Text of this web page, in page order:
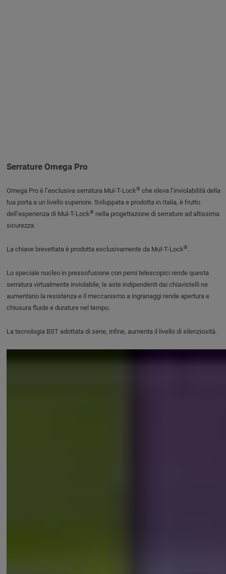
Serrature Omega Pro
Omega Pro è l’esclusiva serratura Mul-T-Lock®che eleva l’inviolabilità della
tua porta a un livello superiore. Sviluppata e prodotta in Italia, è frutto
dell’esperienza di Mul-T-Lock®nella progettazione di serrature ad altissima
sicurezza.
La chiave brevettata è prodotta esclusivamente da Mul-T-Lock®.
Lo speciale nucleo in pressofusione con perni telescopici rende questa
serratura virtualmente inviolabile; le aste indipendenti dai chiavistelli ne
aumentano la resistenza e il meccanismo a ingranaggi rende apertura e
chiusura fluide e durature nel tempo.
La tecnologia BST adottata di serie, infine, aumenta il livello di silenziosità.